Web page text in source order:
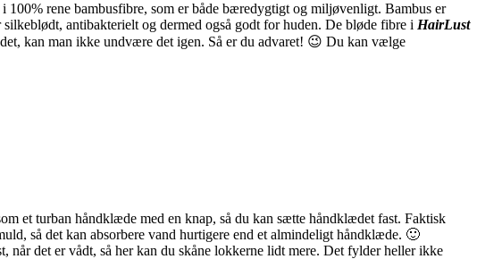
i 100% rene bambusfibre, som er både bæredygtigt og miljøvenligt. Bambus er
antibakterielt og dermed også godt for huden. De bløde fibre i HairLust
kan man ikke undvære det igen. Så er du advaret! 😉 Du kan vælge
et turban håndklæde med en knap, så du kan sætte håndklædet fast. Faktisk
så det kan absorbere vand hurtigere end et almindeligt håndklæde. 🙂
når det er vådt, så her kan du skåne lokkerne lidt mere. Det fylder heller ikke